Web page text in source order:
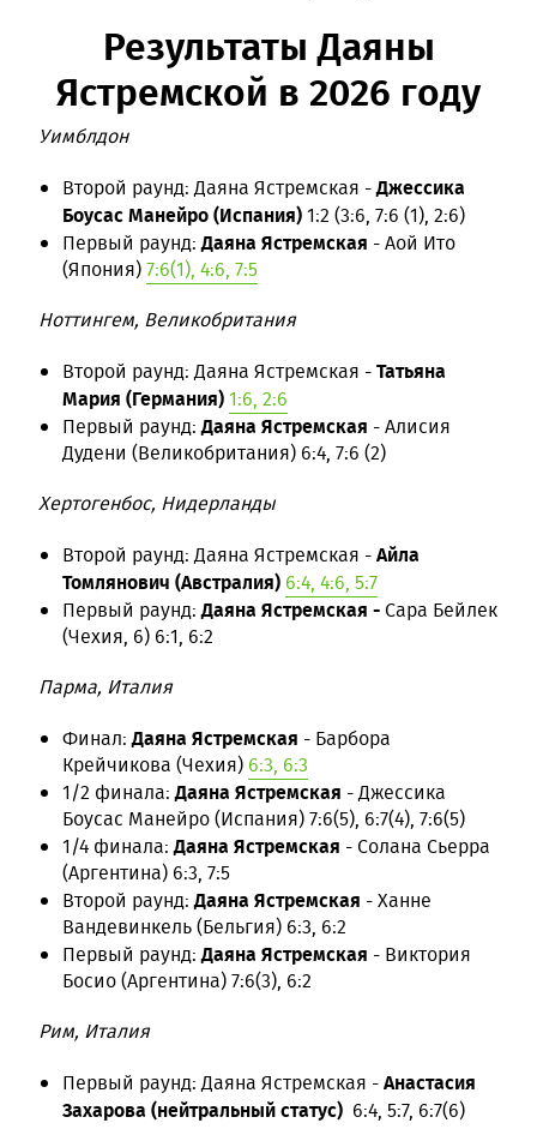
Результаты Даяны
Ястремской в 2026 году
Уимблдон
Второй раунд: Даяна Ястремская -Джессика
Боусас Манейро (Испания)1:2 (3:6, 7:6 (1), 2:6)
Первый раунд:Даяна Ястремская - Аой Ито
(Япония)7:6(1), 4:6, 7:5
Ноттингем, Великобритания
Второй раунд: Даяна Ястремская -Татьяна
Мария (Германия)1:6, 2:6
Первый раунд:Даяна Ястремская - Алисия
Дудени (Великобритания) 6:4, 7:6 (2)
Хертогенбос, Нидерланды
Второй раунд: Даяна Ястремская -Айла
Томлянович (Австралия) 6:4, 4:6, 5:7
Первый раунд:Даяна Ястремская - Сара Бейлек
(Чехия, 6) 6:1, 6:2
Парма, Италия
Финал:Даяна Ястремская - Барбора
Крейчикова (Чехия) 6:3, 6:3
1/2 финала:Даяна Ястремская - Джессика
Боусас Манейро (Испания) 7:6(5), 6:7(4), 7:6(5)
1/4 финала:Даяна Ястремская - Солана Сьерра
(Аргентина) 6:3, 7:5
Второй раунд:Даяна Ястремская - Ханне
Вандевинкель (Бельгия) 6:3, 6:2
Первый раунд:Даяна Ястремская - Виктория
Босио (Аргентина) 7:6(3), 6:2
Рим, Италия
Первый раунд: Даяна Ястремская -Анастасия
Захарова (нейтральный статус) 6:4, 5:7, 6:7(6)